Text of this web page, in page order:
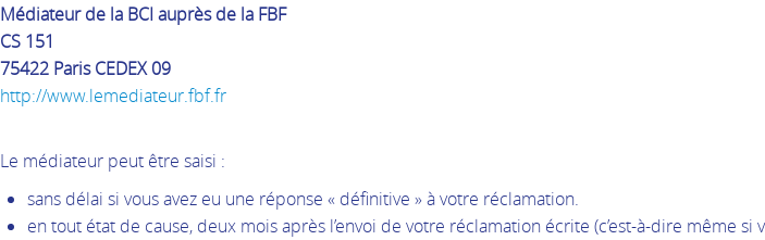
Médiateur de la BCI auprès de la FBF
CS 151
75422 Paris CEDEX 09
http://www.lemediateur.fbf.fr
Le médiateur peut être saisi :
sans délai si vous avez eu une réponse « définitive » à votre réclamation.
en tout état de cause, deux mois après l’envoi de votre réclamation écrite (c’est-à-dire même